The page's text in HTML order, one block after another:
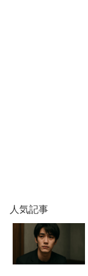
人気記事